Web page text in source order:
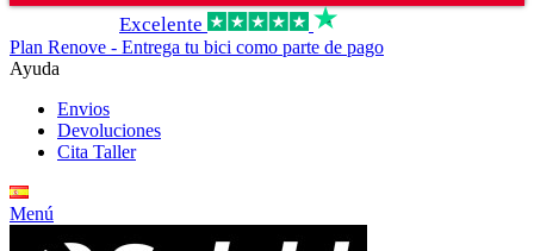
Excelente
Plan Renove - Entrega tu bici como parte de pago
Ayuda
Envios
Devoluciones
Cita Taller
Menú